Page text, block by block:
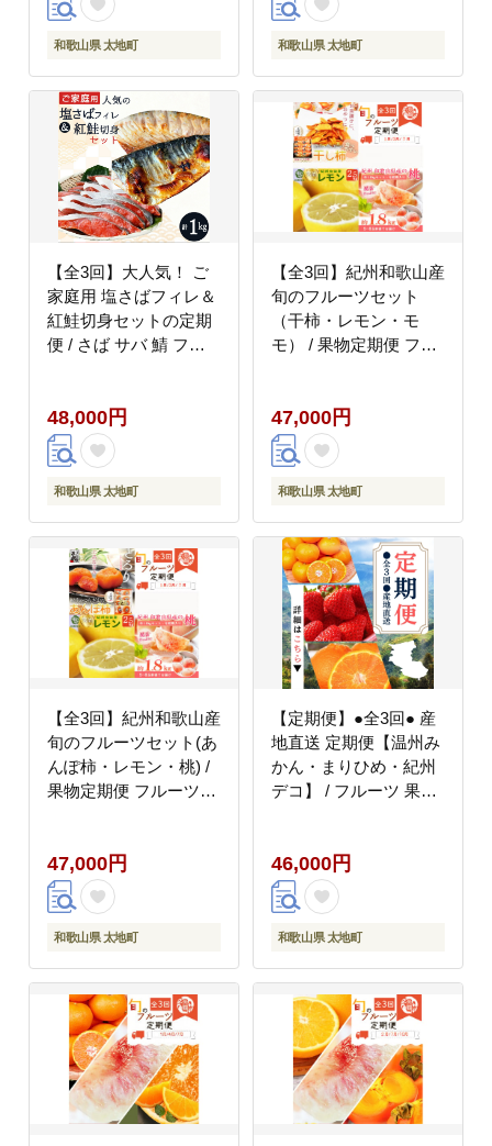
和歌山県 太地町 和歌山県 太地町
【全3回】大人気！ ご
家庭用 塩さばフィレ＆
紅鮭切身セットの定期
便 / さば サバ 鯖 フィ
定期便【tkb355】
48,000円
和歌山県 太地町
【全3回】紀州和歌山産
旬のフルーツセット
（干柿・レモン・モ
モ） / 果物定期便 フル
き 柿 もも モモ 桃
【tkb390】
47,000円
和歌山県 太地町
【全3回】紀州和歌山産
旬のフルーツセット(あ
んぽ柿・レモン・桃) /
果物定期便 フルーツ定
もも モモ 桃
【tkb391】
47,000円
和歌山県 太地町
【定期便】●全3回● 産
地直送 定期便【温州み
かん・まりひめ・紀州
デコ】 / フルーツ 果物
46,000円
和歌山県 太地町